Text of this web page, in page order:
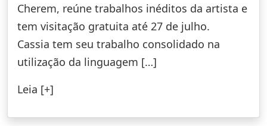
Cherem, reúne trabalhos inéditos da artista e
tem visitação gratuita até 27 de julho.
Cassia tem seu trabalho consolidado na
utilização da linguagem […]
Leia [+]